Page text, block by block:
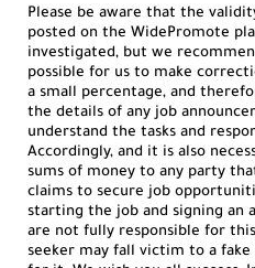
Please be aware that the
posted on the WidePromote
investigated, but we
possible for us to make
a small percentage, and
the details of any job
understand the tasks and
Accordingly, and it is also
sums of money to any party
claims to secure job
starting the job and signing an
are not fully responsible for
seeker may fall victim to a